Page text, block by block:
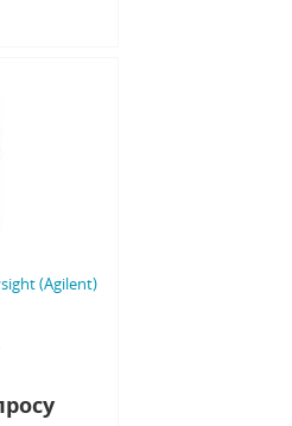
(Agilent)